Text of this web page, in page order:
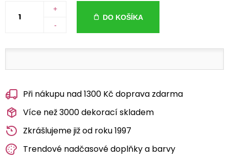
+
-
DO KOŠÍKA
Při nákupu nad 1300 Kč doprava zdarma
Více než 3000 dekorací skladem
Zkrášlujeme již od roku 1997
Trendové nadčasové doplňky a barvy